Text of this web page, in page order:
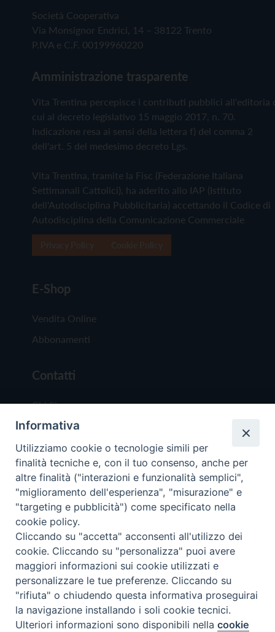
Società Cooperativa
Via Monsignor Endrici, 14 – 38122 Trento
P.IVA e C.F. 00199960220
Amministrazione trasparente
Vita Trentina percepisce i contributi pubblici all'editoria
cui al decreto legislativo 15 maggio 2017, n. 70.
Indicazione resa ai sensi della lettera f) del comma 2
dell'art. 5 del medesimo decreto Lgs.
Vita Trentina, tramite la Fisc (Federazione Italiana
Settimanali Cattolici), ha aderito allo IAP (Istituto
dell'Autodisciplina Pubblicitaria) accettando il Codice di
Autodisciplina della Comunicazione Commerciale
E-Shop
Vendita Online
Abbonamenti
Contatti
Chi Siamo
Redazione
Scrivici
Copyright © 2019 - Tutti i diritti riservati - Vita
Trentina Editrice
Privacy Policy
Torna
Preferenze Cookie
Informativa
Utilizziamo cookie o tecnologie simili per
finalità tecniche e, con il tuo consenso, anche per
altre finalità ("interazioni e funzionalità semplici",
"miglioramento dell'esperienza", "misurazione" e
"targeting e pubblicità") come specificato nella
cookie policy.
Cliccando su "accetta" acconsenti all'utilizzo dei
cookie. Cliccando su "personalizza" puoi avere
maggiori informazioni sui cookie utilizzati e
personalizzare le tue preferenze. Cliccando su
"rifiuta" o chiudendo questa informativa proseguirai
la navigazione installando i soli cookie tecnici.
Ulteriori informazioni sono disponibili nellacookie